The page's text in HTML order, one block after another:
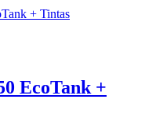
EcoTank +